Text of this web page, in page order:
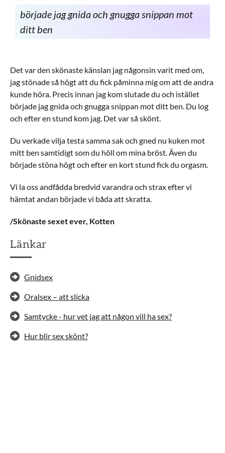
började jag gnida och gnugga snippan mot
ditt ben
Det var den skönaste känslan jag någonsin varit med om,
jag stönade så högt att du fick påminna mig om att de andra
kunde höra. Precis innan jag kom slutade du och istället
började jag gnida och gnugga snippan mot ditt ben. Du log
och efter en stund kom jag. Det var så skönt.
Du verkade vilja testa samma sak och gned nu kuken mot
mitt ben samtidigt som du höll om mina bröst. Även du
började stöna högt och efter en kort stund fick du orgasm.
Vi la oss andfådda bredvid varandra och strax efter vi
hämtat andan började vi båda att skratta.
/Skönaste sexet ever, Kotten
Länkar
Gnidsex
Oralsex – att slicka
Samtycke - hur vet jag att någon vill ha sex?
Hur blir sex skönt?